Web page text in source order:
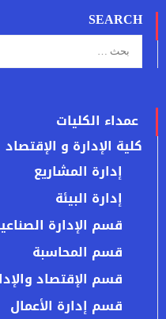
SEARCH
عمداء الكليات
كلية الإدارة و الإقتصاد
إدارة المشاريع
إدارة البيئة
قسم الإدارة
قسم المحاسبة
قسم الإقتصاد
قسم إدارة الأعمال